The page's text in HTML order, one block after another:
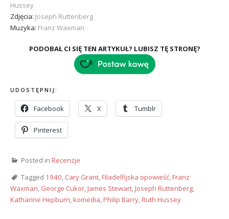
Hussey
Zdjęcia: Joseph Ruttenberg
Muzyka: Franz Waxman
PODOBAŁ CI SIĘ TEN ARTYKUŁ? LUBISZ TĘ STRONĘ?
UDOSTĘPNIJ:
Facebook X Tumblr
Pinterest
Posted in Recenzje
Tagged 1940, Cary Grant,Filadelfijska opowieść,Franz
Waxman, George Cukor,James Stewart,Joseph Ruttenberg,
Katharine Hepburn,komedia,Philip Barry,Ruth Hussey